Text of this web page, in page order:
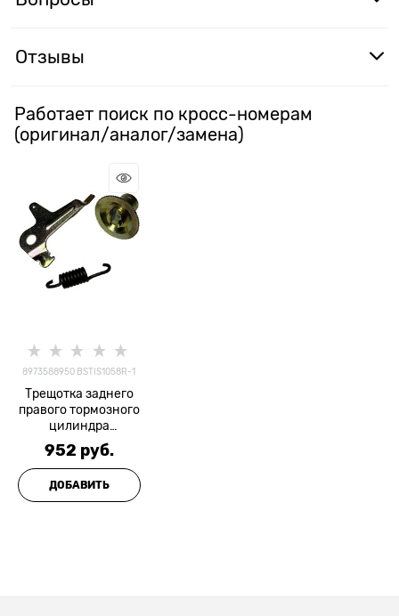
Отзывы
Работает поиск по кросс-номерам
(оригинал/аналог/замена)
8973588950 BSTIS1058R-1
Трещотка заднего
правого тормозного
цилиндра
NQR71/NQR75/NPR7
5 RH КОМПЛЕКТ
(трещотка, винт,
пластина, пружина)
PROPER
952 руб.
ДОБАВИТЬ